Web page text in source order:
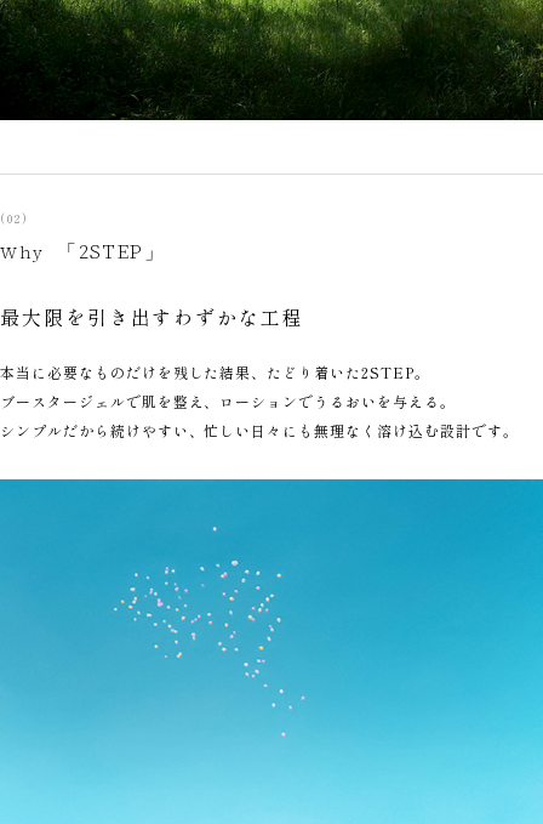
(02)
Why 「2STEP」
最大限を引き出すわずかな工程
本当に必要なものだけを残した結果、たどり着いた2STEP。
ブースタージェルで肌を整え、ローションでうるおいを与える。
シンプルだから続けやすい、忙しい日々にも無理なく溶け込む設計です。